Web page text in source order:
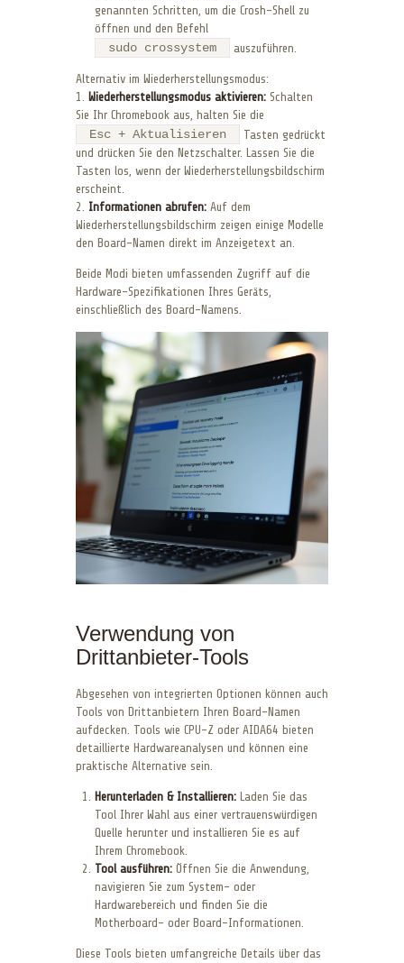
genannten Schritten, um die Crosh-Shell zu
öffnen und den Befehl
sudo crossystem auszuführen.
Alternativ im Wiederherstellungsmodus:
1. Wiederherstellungsmodus aktivieren: Schalten
Sie Ihr Chromebook aus, halten Sie die
Esc + Aktualisieren
Tasten gedrückt
und drücken Sie den Netzschalter. Lassen Sie die
Tasten los, wenn der Wiederherstellungsbildschirm
erscheint.
2. Informationen abrufen: Auf dem
Wiederherstellungsbildschirm zeigen einige Modelle
den Board-Namen direkt im Anzeigetext an.
Beide Modi bieten umfassenden Zugriff auf die
Hardware-Spezifikationen Ihres Geräts,
einschließlich des Board-Namens.
Verwendung von
Drittanbieter-Tools
Abgesehen von integrierten Optionen können auch
Tools von Drittanbietern Ihren Board-Namen
aufdecken. Tools wie CPU-Z oder AIDA64 bieten
detaillierte Hardwareanalysen und können eine
praktische Alternative sein.
Herunterladen & Installieren: Laden Sie das
Tool Ihrer Wahl aus einer vertrauenswürdigen
Quelle herunter und installieren Sie es auf
Ihrem Chromebook.
Tool ausführen: Öffnen Sie die Anwendung,
navigieren Sie zum System- oder
Hardwarebereich und finden Sie die
Motherboard- oder Board-Informationen.
Diese Tools bieten umfangreiche Details über das